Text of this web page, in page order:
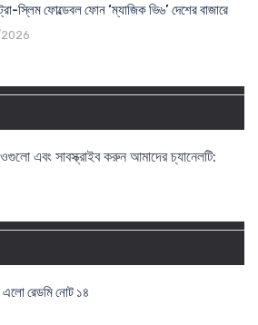
স্লিম ফোল্ডেবল ফোন ‘ম্যাজিক ভি৬’ দেশের বাজারে
এবং সাবস্ক্রাইব করুন আমাদের চ্যানেলটি:
এলো রেডমি নোট ১৪